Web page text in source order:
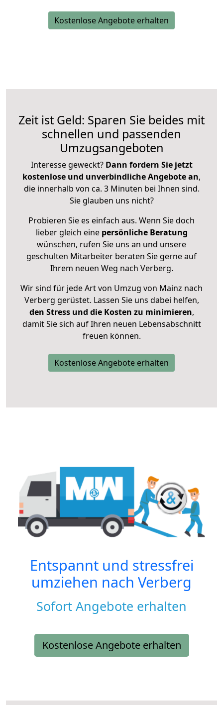
Kostenlose Angebote erhalten
Zeit ist Geld: Sparen Sie beides mit
schnellen und passenden
Umzugsangeboten
Interesse geweckt? Dann fordern Sie jetzt
kostenlose und unverbindliche Angebote an,
die innerhalb von ca. 3 Minuten bei Ihnen sind.
Sie glauben uns nicht?
Probieren Sie es einfach aus. Wenn Sie doch
lieber gleich eine persönliche Beratung
wünschen, rufen Sie uns an und unsere
geschulten Mitarbeiter beraten Sie gerne auf
Ihrem neuen Weg nach Verberg.
Wir sind für jede Art von Umzug von Mainz nach
Verberg gerüstet. Lassen Sie uns dabei helfen,
den Stress und die Kosten zu minimieren,
damit Sie sich auf Ihren neuen Lebensabschnitt
freuen können.
Kostenlose Angebote erhalten
Entspannt und stressfrei
umziehen nach Verberg
Sofort Angebote erhalten
Kostenlose Angebote erhalten